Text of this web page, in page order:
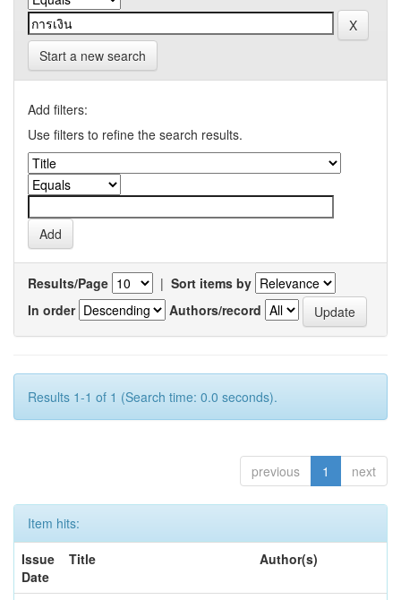
Start a new search
Add filters:
Use filters to refine the search results.
Results/Page | Sort items by
In order
Authors/record
Results 1-1 of 1 (Search time: 0.0 seconds).
previous 1 next
Item hits:
Issue
Date
Title Author(s)